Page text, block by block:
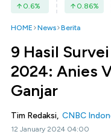
0.6% 0.86%
HOME News Berita
9 Hasil
2024: Anies
Ganjar
Tim Redaksi, CNBC
12 January 2024 04:00